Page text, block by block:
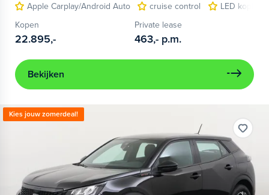
Apple Carplay/Android Auto
cruise control
LED
Kopen
22.895,-
Private lease
463,- p.m.
Bekijken
Kies jouw zomerdeal!